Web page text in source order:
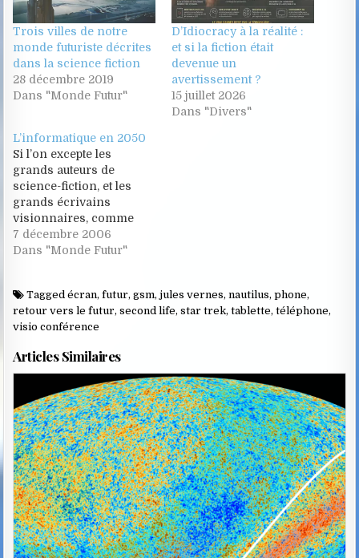
Trois villes de notre
monde futuriste décrites
dans la science fiction
28 décembre 2019
Dans "Monde Futur"
D’Idiocracy à la réalité :
et si la fiction était
devenue un
avertissement ?
15 juillet 2026
Dans "Divers"
L’informatique en 2050
Si l’on excepte les
grands auteurs de
science-fiction, et les
grands écrivains
visionnaires, comme
Jules Verne dont nous
célébrons cette année le
est frappant de constater
que peu de futurologues,
scientifiques, ou
osent se risquer à faire
oeuvre de prospective…
7 décembre 2006
Dans "Monde Futur"
Taggedécran,futur,gsm,jules vernes,nautilus,phone,
retour vers le futur,second life,star trek,tablette,téléphone,
visio conférence
Articles Similaires
Posted
in